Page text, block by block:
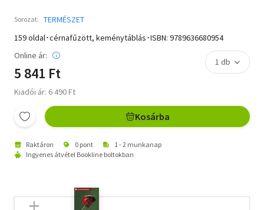
Sorozat: TERMÉSZET
159 oldal･cérnafűzött, keménytáblás･ISBN: 9789636680954
Online ár:
5 841 Ft
Kiadói ár: 6 490 Ft
Kosárba
Raktáron 0 pont
1 - 2 munkanap
Ingyenes átvétel Bookline boltokban